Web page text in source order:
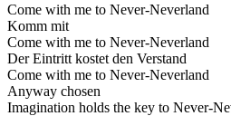
Come with me to Never-Neverland
Komm mit
Come with me to Never-Neverland
Der Eintritt kostet den Verstand
Come with me to Never-Neverland
Anyway chosen
Imagination holds the key to Never-